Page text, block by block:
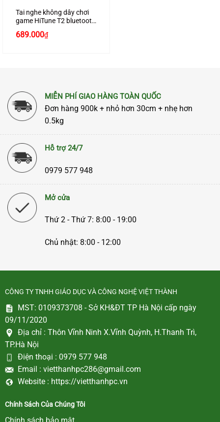
Tai nghe không dây chơi
game HiTune T2 bluetooth
loại bỏ tiếng ồn, chống
689.000₫
MIỄN PHÍ GIAO HÀNG TOÀN QUỐC
Đơn hàng 900k + nhỏ hơn 30cm + nhẹ hơn
0.5kg
Hỗ trợ 24/7
0979 577 948
Mở cửa
Thứ 2 - Thứ 7: 8:00 - 19:00
Chủ nhật: 8:00 - 12:00
CÔNG TY TNHH GIÁO DỤC VÀ CÔNG NGHỆ VIỆT THÀNH
MST: 0109373708 - Sở KH&ĐT TP Hà Nội cấp ngày
09/11/2020
Địa chỉ : Thôn Vĩnh Ninh X.Vĩnh Quỳnh, H.Thanh Trì,
TP.Hà Nội
Điện thoại : 0979 577 948
Email : vietthanhpc286@gmail.com
Website : https://vietthanhpc.vn
Chính Sách Của Chúng Tôi